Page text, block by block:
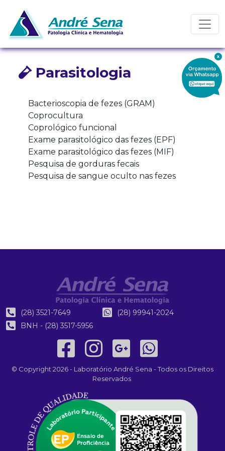
Parasitologia
Bacterioscopia de fezes (GRAM)
Coprocultura
Coprológico funcional
Exame parasitológico das fezes (EPF)
Exame parasitológico das fezes (MIF)
Pesquisa de gorduras fecais
Pesquisa de sangue oculto nas fezes
(28) 3521-7649
(28) 99941-2024
BNH - (28) 3517-5956
© Copyright 2026 - Laboratório André Sena - Todos os Direitos
Reservados